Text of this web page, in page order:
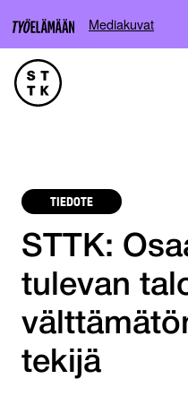
Mediakuvat
TIEDOTE
STTK:
tulevan
tekijä